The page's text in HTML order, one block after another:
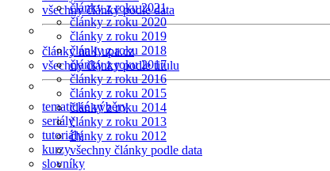
všechny články podle data
články na Lupa.cz
všechny články podle titulu
tematické výběry
seriály
tutoriály
kurzy
slovníky
články z roku 2021
články z roku 2020
články z roku 2019
články z roku 2018
články z roku 2017
články z roku 2016
články z roku 2015
články z roku 2014
články z roku 2013
články z roku 2012
všechny články podle data